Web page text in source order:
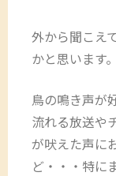
外から聞こえ
かと思います。
鳥の鳴き声が
流れる放送や
が吠えた声に
ど・・・特に